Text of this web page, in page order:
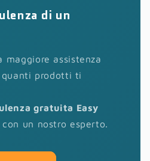
di un
maggiore assistenza
prodotti ti
gratuita Easy
un nostro esperto.